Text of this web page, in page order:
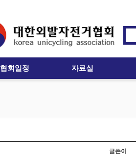
협회일정 자료실
글쓴이